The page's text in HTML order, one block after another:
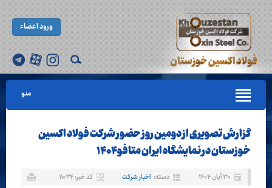
ورود اعضاء
منو
گزارش تصویری از دومین روز حضور شرکت فولاد اکسین
خوزستان در نمایشگاه ایران متافو ۱۴۰۴
۳۰ آبان ۱۴۰۴ دسته: اخبار شرکت کد خبر: ۱۱۰۳۴